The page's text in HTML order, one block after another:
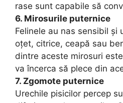
rase sunt capabile să
6. Mirosurile puternice
Felinele au nas sensibil și
oțet, citrice, ceapă sau
dintre aceste mirosuri
va încerca să plece din
7. Zgomote puternice
Urechile pisicilor percep